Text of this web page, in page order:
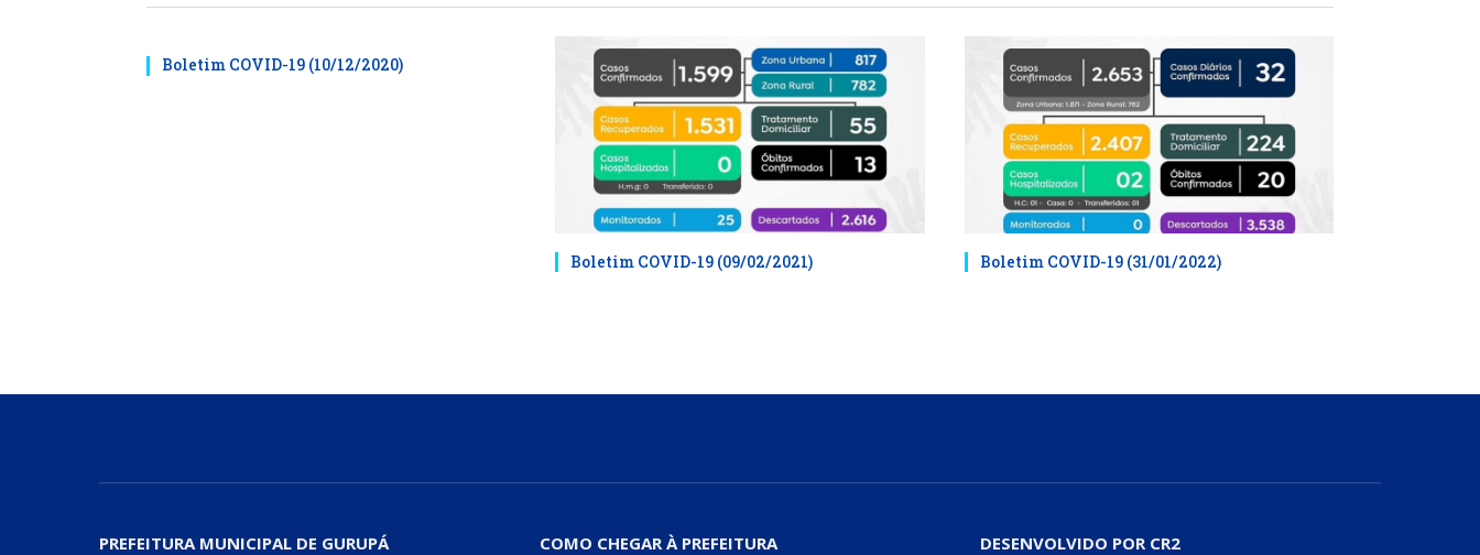
Boletim COVID-19 (10/12/2020)
Boletim COVID-19 (09/02/2021) Boletim COVID-19 (31/01/2022)
PREFEITURA MUNICIPAL DE GURUPÁ COMO CHEGAR À PREFEITURA DESENVOLVIDO POR CR2